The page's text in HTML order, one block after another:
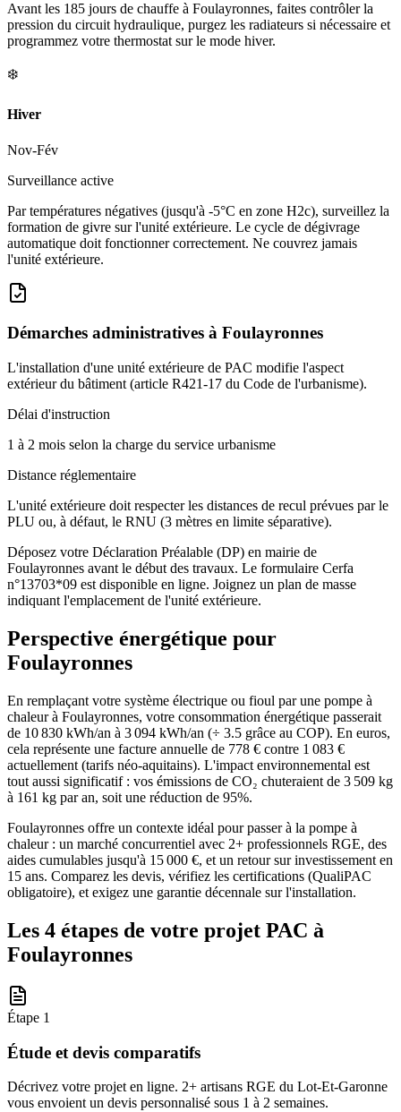
Avant les 185 jours de chauffe à Foulayronnes, faites contrôler la
pression du circuit hydraulique, purgez les radiateurs si nécessaire et
programmez votre thermostat sur le mode hiver.
❄️
Hiver
Nov-Fév
Surveillance active
Par températures négatives (jusqu'à -5°C en zone H2c), surveillez la
formation de givre sur l'unité extérieure. Le cycle de dégivrage
automatique doit fonctionner correctement. Ne couvrez jamais
l'unité extérieure.
Démarches administratives à Foulayronnes
L'installation d'une unité extérieure de PAC modifie l'aspect
extérieur du bâtiment (article R421-17 du Code de l'urbanisme).
Délai d'instruction
1 à 2 mois selon la charge du service urbanisme
Distance réglementaire
L'unité extérieure doit respecter les distances de recul prévues par le
PLU ou, à défaut, le RNU (3 mètres en limite séparative).
Déposez votre Déclaration Préalable (DP) en mairie de
Foulayronnes avant le début des travaux. Le formulaire Cerfa
n°13703*09 est disponible en ligne. Joignez un plan de masse
indiquant l'emplacement de l'unité extérieure.
Perspective énergétique pour
Foulayronnes
En remplaçant votre système électrique ou fioul par une pompe à
chaleur à Foulayronnes, votre consommation énergétique passerait
de 10 830 kWh/an à 3 094 kWh/an (÷ 3.5 grâce au COP). En euros,
cela représente une facture annuelle de 778 € contre 1 083 €
actuellement (tarifs néo-aquitains). L'impact environnemental est
tout aussi significatif : vos émissions de CO₂ chuteraient de 3 509 kg
à 161 kg par an, soit une réduction de 95%.
Foulayronnes offre un contexte idéal pour passer à la pompe à
chaleur : un marché concurrentiel avec 2+ professionnels RGE, des
aides cumulables jusqu'à 15 000 €, et un retour sur investissement en
15 ans. Comparez les devis, vérifiez les certifications (QualiPAC
obligatoire), et exigez une garantie décennale sur l'installation.
Les 4 étapes de votre projet PAC à
Foulayronnes
Étape 1
Étude et devis comparatifs
Décrivez votre projet en ligne. 2+ artisans RGE du Lot-Et-Garonne
vous envoient un devis personnalisé sous 1 à 2 semaines.